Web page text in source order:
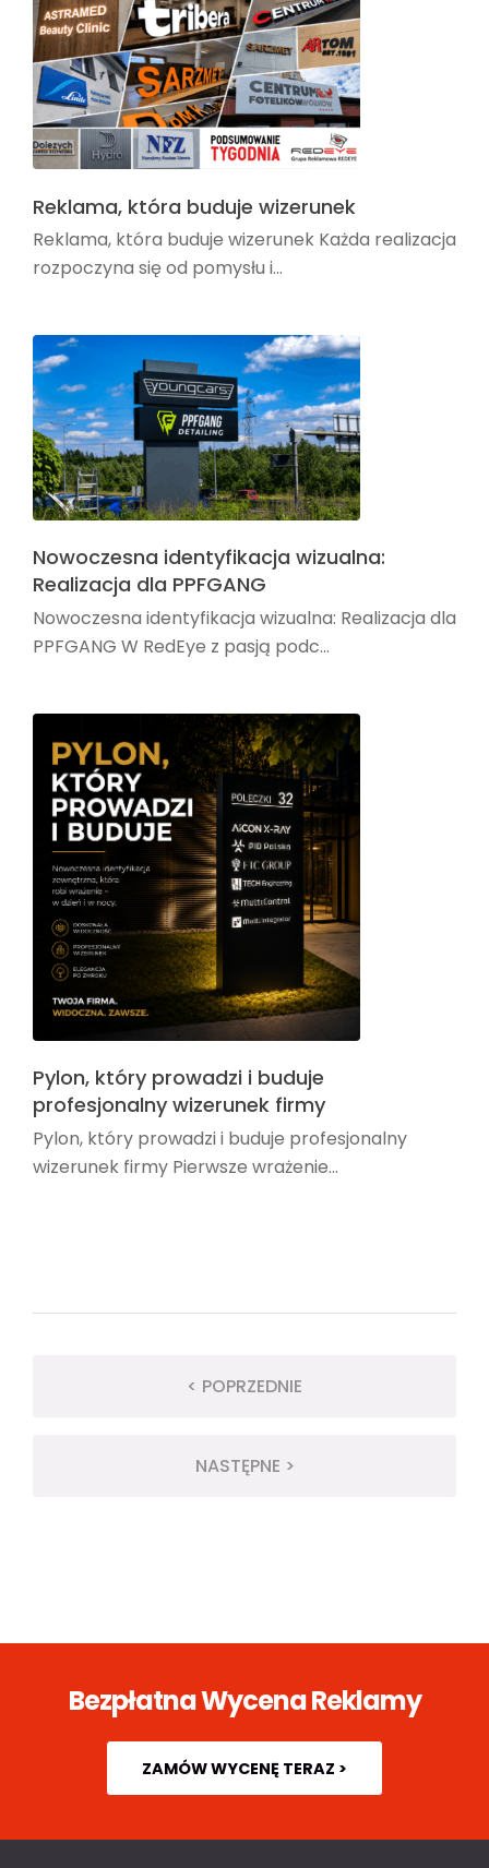
Reklama, która buduje wizerunek
Reklama, która buduje wizerunek Każda realizacja
rozpoczyna się od pomysłu i...
Nowoczesna identyfikacja wizualna:
Realizacja dla PPFGANG
Nowoczesna identyfikacja wizualna: Realizacja dla
PPFGANG W RedEye z pasją podc...
Pylon, który prowadzi i buduje
profesjonalny wizerunek firmy
Pylon, który prowadzi i buduje profesjonalny
wizerunek firmy Pierwsze wrażenie...
< POPRZEDNIE
NASTĘPNE >
Bezpłatna Wycena Reklamy
ZAMÓW WYCENĘ TERAZ >